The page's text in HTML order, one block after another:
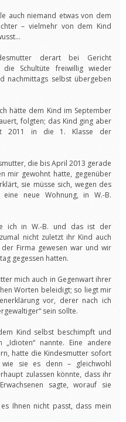
auch niemand etwas von dem
– vielmehr von dem Kind
derart bei Gericht
Schultüte freiwillig wieder
nachmittags selbst übergeben
hätte dem Kind im September
folgten; das Kind ging aber
2011 in die 1. Klasse der
die bis April 2013 gerade
mir gewohnt hatte, gegenüber
sie müsse sich, wegen des
eine neue Wohnung, in W.-B.
ich in W.-B. und das ist der
nicht zuletzt ihr Kind auch
Firma gewesen war und wir
gegessen hatten.
mich auch in Gegenwart ihrer
Worten beleidigt; so liegt mir
vor, derer nach ich
sein sollte.
Kind selbst beschimpft und
nannte. Eine andere
hatte die Kindesmutter sofort
wie sie es denn – gleichwohl
zulassen könnte, dass ihr
sagte, worauf sie
Ihnen nicht passt, dass mein